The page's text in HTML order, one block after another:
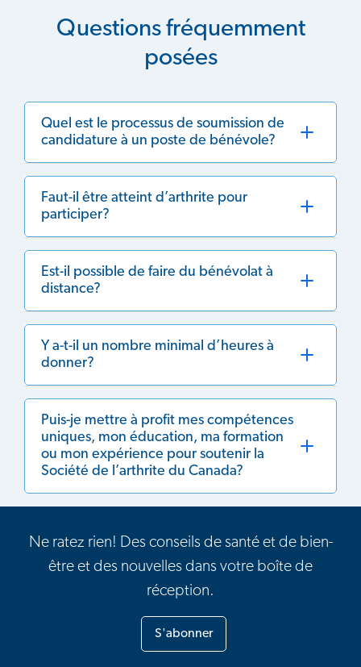
Questions fréquemment
posées
Quel est le processus de soumission de
candidature à un poste de bénévole?
Faut-il être atteint d’arthrite pour
participer?
Est-il possible de faire du bénévolat à
distance?
Y a-t-il un nombre minimal d’heures à
donner?
Puis-je mettre à profit mes compétences
uniques, mon éducation, ma formation
ou mon expérience pour soutenir la
Société de l’arthrite du Canada?
Ne ratez rien! Des conseils de santé et de bien-
être et des nouvelles dans votre boîte de
réception.
S'abonner